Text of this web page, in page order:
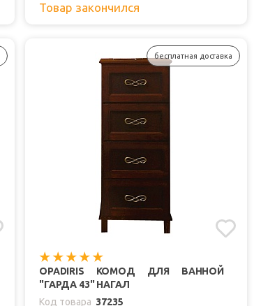
Товар закончился
бесплатная доставка
OPADIRIS КОМОД ДЛЯ ВАННОЙ
"ГАРДА 43" НАГАЛ
Код товара 37235